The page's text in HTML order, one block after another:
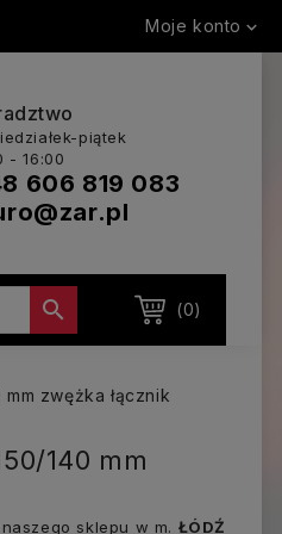
Moje konto 
piątek
- 16:00
606 819 083
(0)

zwężka łącznik
140 mm
sklepu w m. ŁÓDŹ